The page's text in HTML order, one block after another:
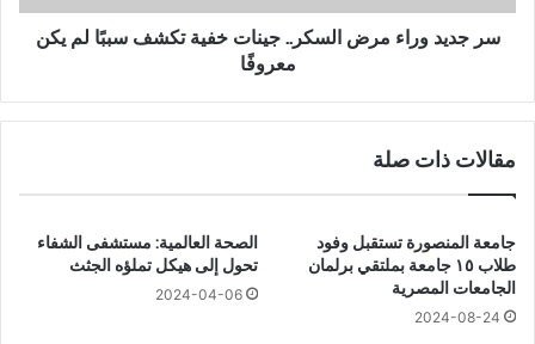
ل
ي
إ
ة
ا
ل
ا
ل
ر
.
.
ج
سر جديد وراء مرض السكر.. جينات خفية تكشف سببًا لم يكن
معروفًا
مقالات ذات صلة
جامعة المنصورة تستقبل وفود
طلاب ١٥ جامعة بملتقي برلمان
الجامعات المصرية
2024-08-24
الصحة العالمية: مستشفى الشفاء
تحول إلى هيكل تملؤه الجثث
2024-04-06